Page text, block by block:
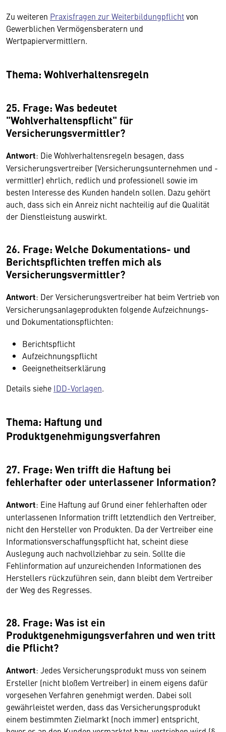
Zu weiteren Praxisfragen zur Weiterbildungpflichtvon
Gewerblichen Vermögensberatern und
Wertpapiervermittlern.
Thema: Wohlverhaltensregeln
25. Frage: Was bedeutet
"Wohlverhaltenspflicht" für
Versicherungsvermittler?
Antwort: Die Wohlverhaltensregeln besagen, dass
Versicherungsvertreiber (Versicherungsunternehmen und -
vermittler) ehrlich, redlich und professionell sowie im
besten Interesse des Kunden handeln sollen. Dazu gehört
auch, dass sich ein Anreiz nicht nachteilig auf die Qualität
der Dienstleistung auswirkt.
26. Frage: Welche Dokumentations- und
Berichtspflichten treffen mich als
Versicherungsvermittler?
Antwort: Der Versicherungsvertreiber hat beim Vertrieb von
Versicherungsanlageprodukten folgende Aufzeichnungs-
und Dokumentationspflichten:
Berichtspflicht
Aufzeichnungspflicht
Geeignetheitserklärung
Details siehe IDD-Vorlagen.
Thema: Haftung und
Produktgenehmigungsverfahren
27. Frage: Wen trifft die Haftung bei
fehlerhafter oder unterlassener Information?
Antwort: Eine Haftung auf Grund einer fehlerhaften oder
unterlassenen Information trifft letztendlich den Vertreiber,
nicht den Hersteller von Produkten. Da der Vertreiber eine
Informationsverschaffungspflicht hat, scheint diese
Auslegung auch nachvollziehbar zu sein. Sollte die
Fehlinformation auf unzureichenden Informationen des
Herstellers rückzuführen sein, dann bleibt dem Vertreiber
der Weg des Regresses.
28. Frage: Was ist ein
Produktgenehmigungsverfahren und wen tritt
die Pflicht?
Antwort: Jedes Versicherungsprodukt muss von seinem
Ersteller (nicht bloßem Vertreiber) in einem eigens dafür
vorgesehen Verfahren genehmigt werden. Dabei soll
gewährleistet werden, dass das Versicherungsprodukt
einem bestimmten Zielmarkt (noch immer) entspricht,